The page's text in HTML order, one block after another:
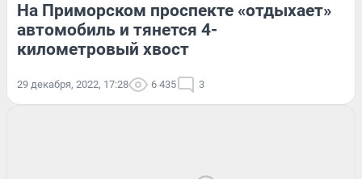
На Приморском проспекте «отдыхает»
автомобиль и тянется 4-
километровый хвост
29 декабря, 2022, 17:28 6 435 3